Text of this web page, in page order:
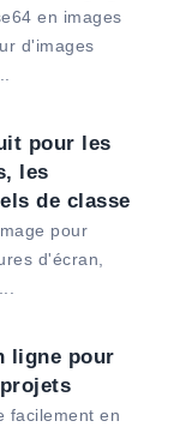
en images
d'images
pour les
les
de classe
pour
d'écran,
ligne pour
facilement en